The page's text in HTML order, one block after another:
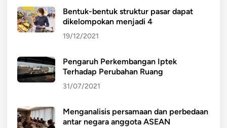
Bentuk-bentuk struktur pasar dapat
dikelompokan menjadi 4
19/12/2021
Pengaruh Perkembangan Iptek
Terhadap Perubahan Ruang
31/07/2021
Menganalisis persamaan dan perbedaan
antar negara anggota ASEAN